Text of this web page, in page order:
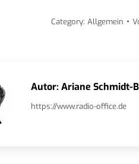
Category: Allgemein
Autor: Ariane Schmidt-
https://www.radio-office.de